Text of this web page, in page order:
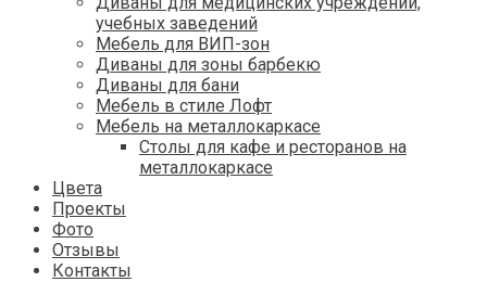
учебных заведений
Мебель для ВИП-зон
Диваны для зоны барбекю
Диваны для бани
Мебель в стиле Лофт
Мебель на металлокаркасе
Столы для кафе и ресторанов на
металлокаркасе
Цвета
Проекты
Фото
Отзывы
Контакты